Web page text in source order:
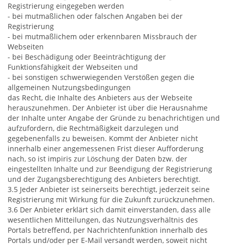
Registrierung eingegeben werden
- bei mutmaßlichen oder falschen Angaben bei der
Registrierung
- bei mutmaßlichem oder erkennbaren Missbrauch der
Webseiten
- bei Beschädigung oder Beeinträchtigung der
Funktionsfähigkeit der Webseiten und
- bei sonstigen schwerwiegenden Verstößen gegen die
allgemeinen Nutzungsbedingungen
das Recht, die Inhalte des Anbieters aus der Webseite
herauszunehmen. Der Anbieter ist über die Herausnahme
der Inhalte unter Angabe der Gründe zu benachrichtigen und
aufzufordern, die Rechtmäßigkeit darzulegen und
gegebenenfalls zu beweisen. Kommt der Anbieter nicht
innerhalb einer angemessenen Frist dieser Aufforderung
nach, so ist impiris zur Löschung der Daten bzw. der
eingestellten Inhalte und zur Beendigung der Registrierung
und der Zugangsberechtigung des Anbieters berechtigt.
3.5 Jeder Anbieter ist seinerseits berechtigt, jederzeit seine
Registrierung mit Wirkung für die Zukunft zurückzunehmen.
3.6 Der Anbieter erklärt sich damit einverstanden, dass alle
wesentlichen Mitteilungen, das Nutzungsverhältnis des
Portals betreffend, per Nachrichtenfunktion innerhalb des
Portals und/oder per E-Mail versandt werden, soweit nicht